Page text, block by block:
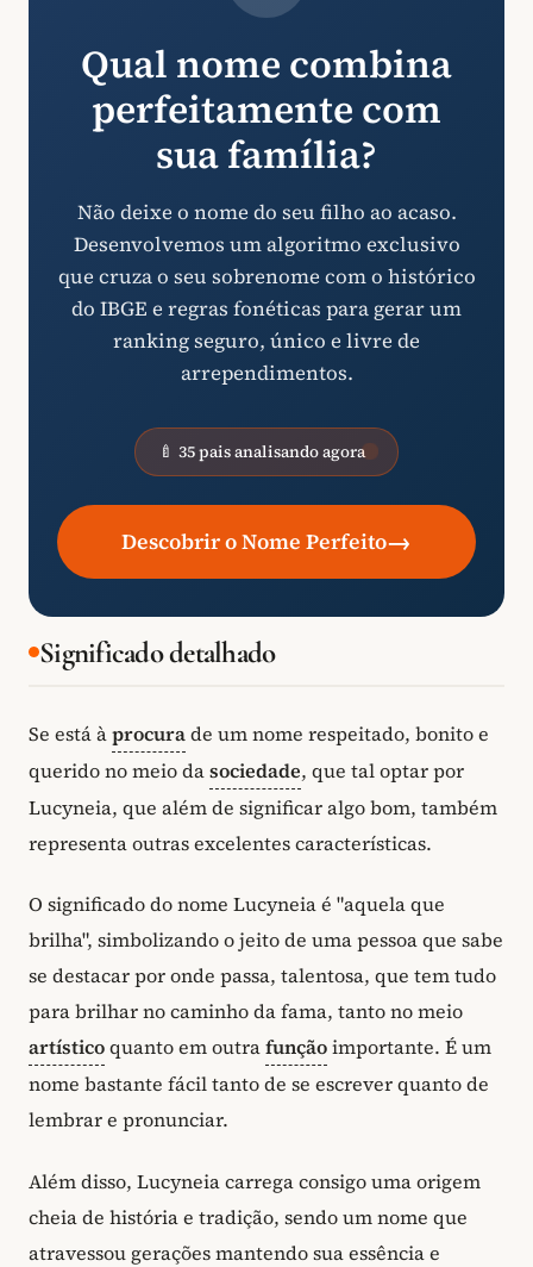
Qual nome combina
perfeitamente com
sua família?
Não deixe o nome do seu filho ao acaso.
Desenvolvemos um algoritmo exclusivo
que cruza o seu sobrenome com o histórico
do IBGE e regras fonéticas para gerar um
ranking seguro, único e livre de
arrependimentos.
🍼 35 pais analisando agora
Descobrir o Nome Perfeito→
Significado detalhado
Se está àprocurade um nome respeitado, bonito e
querido no meio dasociedade, que tal optar por
Lucyneia, que além de significar algo bom, também
representa outras excelentes características.
O significado do nome Lucyneia é "aquela que
brilha", simbolizando o jeito de uma pessoa que sabe
se destacar por onde passa, talentosa, que tem tudo
para brilhar no caminho da fama, tanto no meio
artísticoquanto em outrafunçãoimportante. É um
nome bastante fácil tanto de se escrever quanto de
lembrar e pronunciar.
Além disso, Lucyneia carrega consigo uma origem
cheia de história e tradição, sendo um nome que
atravessou gerações mantendo sua essência e